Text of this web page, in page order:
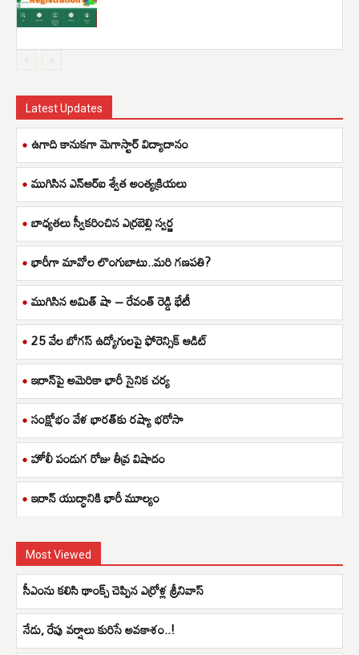
Latest Updates
ఉగాది కానుకగా మెగాస్టార్ విద్యాదానం
ముగిసిన ఎన్ఆర్ఐ శ్వేత అంత్యక్రియలు
బాధ్యతలు స్వీకరించిన ఎర్రబెల్లి స్వర్ణ
భారీగా మావోల లొంగుబాటు..మరి గణపతి?
ముగిసిన అమిత్ షా – రేవంత్ రెడ్డి భేటీ
25 వేల బోగస్ ఉద్యోగులపై ఫోరెన్సిక్ ఆడిట్
ఇరాన్‌పై అమెరికా భారీ సైనిక చర్య
సంక్షోభం వేళ భారత్‌కు రష్యా భరోసా
హోలీ పండుగ రోజు తీవ్ర విషాదం
ఇరాన్ యుద్ధానికి భారీ మూల్యం
Most Viewed
సీఎంను కలిసి థాంక్స్ చెప్పిన ఎర్రోళ్ల శ్రీనివాస్
నేడు, రేపు వర్షాలు కురిసే అవకాశం..!